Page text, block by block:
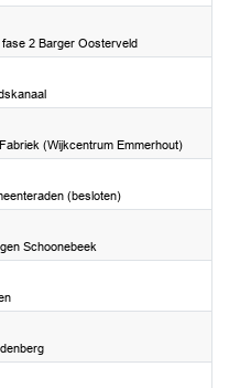
2 Barger Oosterveld
(Wijkcentrum Emmerhout)
(besloten)
Schoonebeek